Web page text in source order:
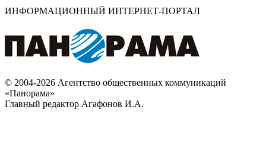
ИНФОРМАЦИОННЫЙ ИНТЕРНЕТ-ПОРТАЛ
© 2004-2026 Агентство общественных коммуникаций
«Панорама»
Главный редактор Агафонов И.А.